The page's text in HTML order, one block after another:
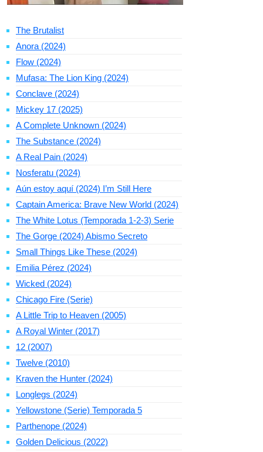
The Brutalist
Anora (2024)
Flow (2024)
Mufasa: The Lion King (2024)
Conclave (2024)
Mickey 17 (2025)
A Complete Unknown (2024)
The Substance (2024)
A Real Pain (2024)
Nosferatu (2024)
Aún estoy aquí (2024) I’m Still Here
Captain America: Brave New World (2024)
The White Lotus (Temporada 1-2-3) Serie
The Gorge (2024) Abismo Secreto
Small Things Like These (2024)
Emilia Pérez (2024)
Wicked (2024)
Chicago Fire (Serie)
A Little Trip to Heaven (2005)
A Royal Winter (2017)
12 (2007)
Twelve (2010)
Kraven the Hunter (2024)
Longlegs (2024)
Yellowstone (Serie) Temporada 5
Parthenope (2024)
Golden Delicious (2022)